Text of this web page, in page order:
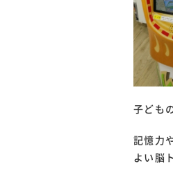
子ども
記憶力
よい脳